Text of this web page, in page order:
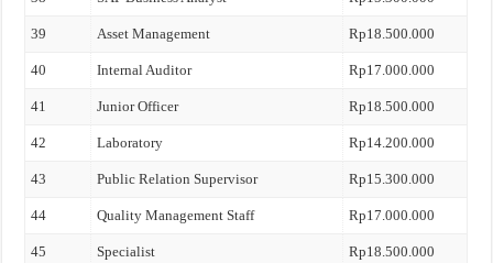
39 Asset Management Rp18.500.000
40 Internal Auditor Rp17.000.000
41 Junior Officer Rp18.500.000
42 Laboratory Rp14.200.000
43 Public Relation Supervisor Rp15.300.000
44 Quality Management Staff Rp17.000.000
45 Specialist Rp18.500.000